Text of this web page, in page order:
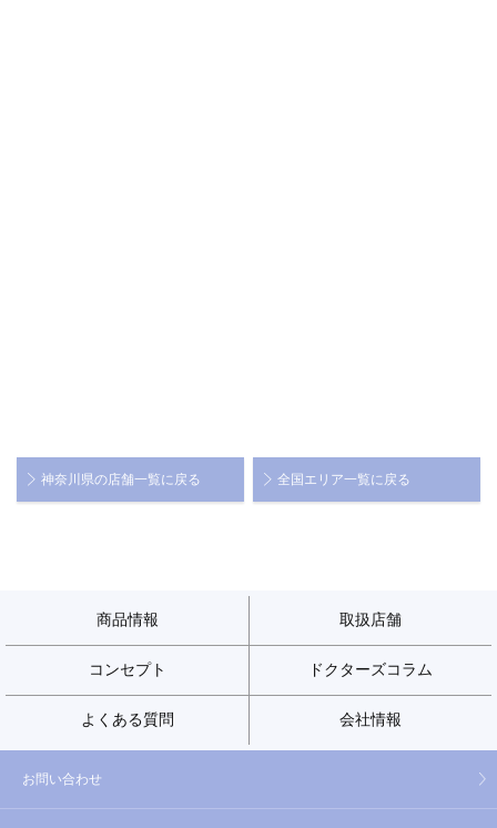
神奈川県の店舗一覧に戻る 全国エリア一覧に戻る
商品情報 取扱店舗
コンセプト ドクターズコラム
よくある質問 会社情報
お問い合わせ